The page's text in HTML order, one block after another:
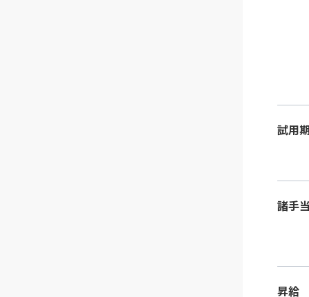
試用
諸手当
昇給